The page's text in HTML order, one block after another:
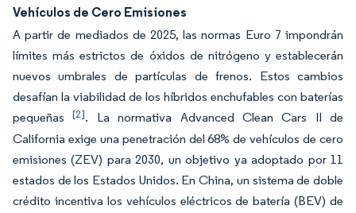
Vehículos de Cero Emisiones
A partir de mediados de 2025, las normas Euro 7 impondrán
límites más estrictos de óxidos de nitrógeno y establecerán
nuevos umbrales de partículas de frenos. Estos cambios
desafían la viabilidad de los híbridos enchufables con baterías
pequeñas[2]. La normativa Advanced Clean Cars II de
California exige una penetración del 68% de vehículos de cero
emisiones (ZEV) para 2030, un objetivo ya adoptado por 11
estados de los Estados Unidos. En China, un sistema de doble
crédito incentiva los vehículos eléctricos de batería (BEV) de